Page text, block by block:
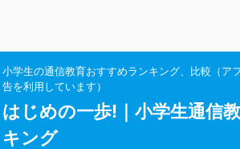
小学生の通信教育おすすめランキング、比較（ア
告を利用しています）
はじめの一歩!｜小学生通信
キング